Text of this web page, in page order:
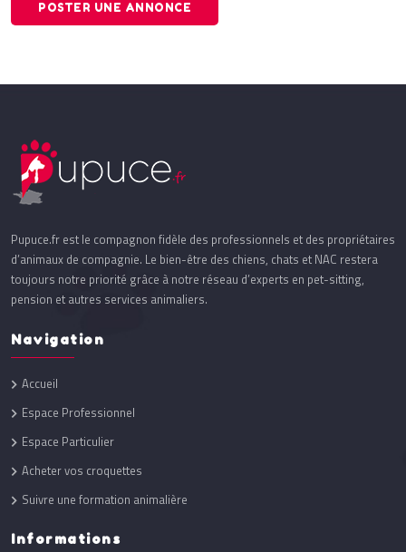
POSTER UNE ANNONCE
Pupuce.fr est le compagnon fidèle des professionnels et des propriétaires
d’animaux de compagnie. Le bien-être des chiens, chats et NAC restera
toujours notre priorité grâce à notre réseau d’experts en pet-sitting,
pension et autres services animaliers.
Navigation
Accueil
Espace Professionnel
Espace Particulier
Acheter vos croquettes
Suivre une formation animalière
Informations